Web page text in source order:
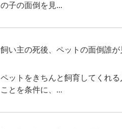
の子の面倒を見...
飼い主の死後、ペットの面倒誰が
ペットをきちんと飼育してくれ
ことを条件に、...